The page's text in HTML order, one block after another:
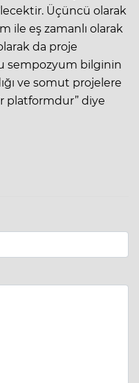
Üçüncü olarak
ile eş zamanlı olarak
da proje
sempozyum bilginin
ve somut projelere
diye